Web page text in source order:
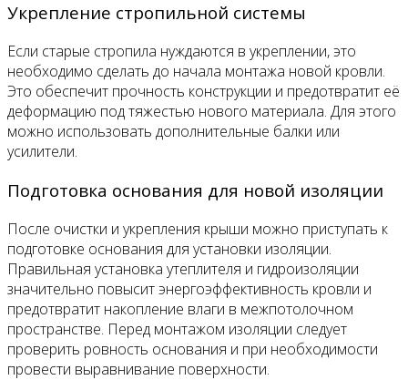
Укрепление стропильной системы
Если старые стропила нуждаются в укреплении, это
необходимо сделать до начала монтажа новой кровли.
Это обеспечит прочность конструкции и предотвратит её
деформацию под тяжестью нового материала. Для этого
можно использовать дополнительные балки или
усилители.
Подготовка основания для новой изоляции
После очистки и укрепления крыши можно приступать к
подготовке основания для установки изоляции.
Правильная установка утеплителя и гидроизоляции
значительно повысит энергоэффективность кровли и
предотвратит накопление влаги в межпотолочном
пространстве. Перед монтажом изоляции следует
проверить ровность основания и при необходимости
провести выравнивание поверхности.